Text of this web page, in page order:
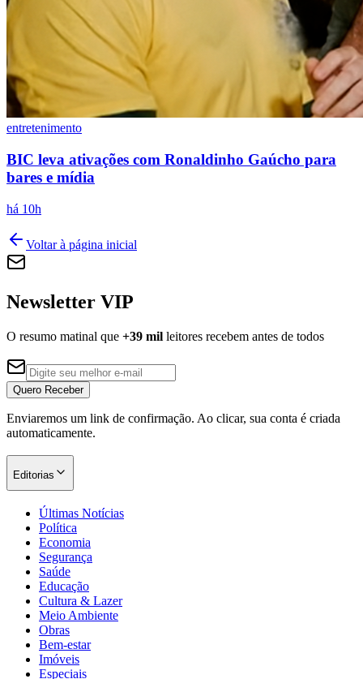
Vasco
entretenimento
BIC leva ativações com Ronaldinho Gaúcho para
bares e mídia
há 10h
Voltar à página inicial
Newsletter VIP
O resumo matinal que +39 mil leitores recebem antes de todos
Quero Receber
Enviaremos um link de confirmação. Ao clicar, sua conta é criada
automaticamente.
Editorias
Últimas Notícias
Política
Economia
Segurança
Saúde
Educação
Cultura & Lazer
Meio Ambiente
Obras
Bem-estar
Imóveis
Especiais